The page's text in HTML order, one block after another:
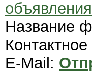
Название
E-Mail: